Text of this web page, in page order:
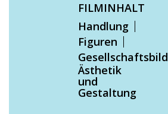
FILMINHALT
Handlung
Figuren
Gesellschaftsbild
Ästhetik
und
Gestaltung